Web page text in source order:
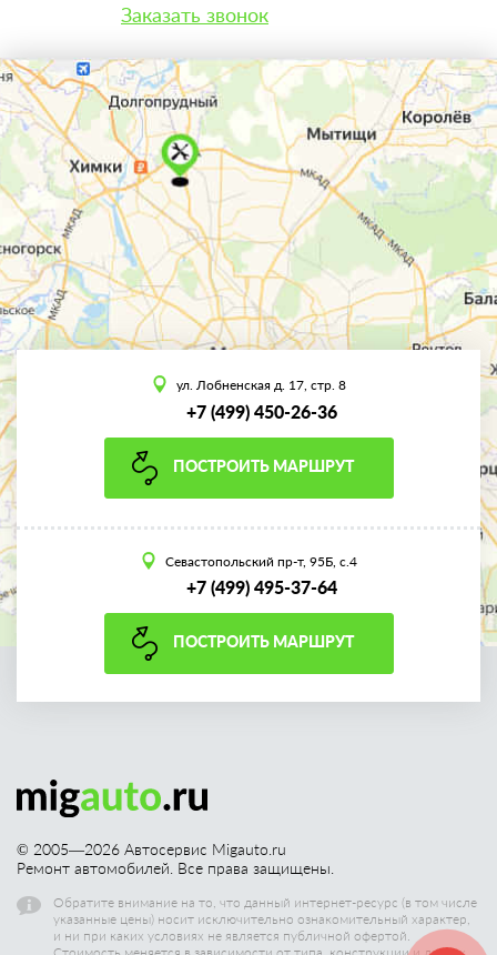
Заказать звонок
ул. Лобненская д. 17, стр. 8
+7 (499) 450-26-36
ПОСТРОИТЬ МАРШРУТ
Севастопольский пр-т, 95Б, с.4
+7 (499) 495-37-64
ПОСТРОИТЬ МАРШРУТ
© 2005—2026 Автосервис Migauto.ru
Ремонт автомобилей. Все права защищены.
Обратите внимание на то, что данный интернет-ресурс (в том числе
указанные цены) носит исключительно ознакомительный характер,
и ни при каких условиях не является публичной офертой.